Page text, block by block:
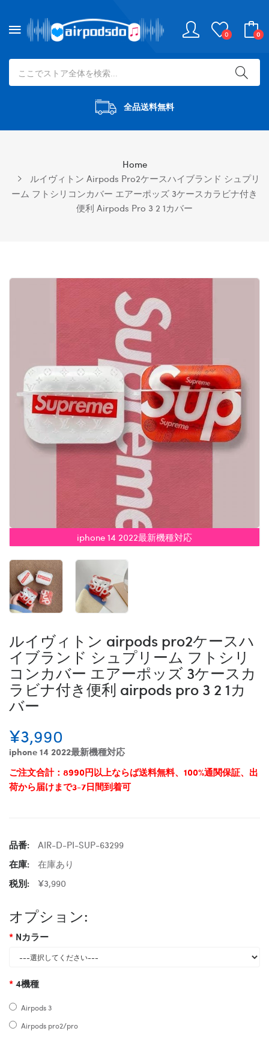
0 0
全品送料無料
Home
ルイヴィトン Airpods Pro2ケースハイブランド シュプリ
ーム フトシリコンカバー エアーポッズ 3ケースカラビナ付き
便利 Airpods Pro 3 2 1カバー
iphone 14 2022最新機種対応
ルイヴィトン airpods pro2ケースハ
イブランド シュプリーム フトシリ
コンカバー エアーポッズ 3ケースカ
ラビナ付き便利 airpods pro 3 2 1カ
バー
¥3,990
iphone 14 2022最新機種対応
ご注文合計：8990円以上ならば送料無料、100%通関保証、出
荷から届けまで3-7日間到着可
品番:
AIR-D-PI-SUP-63299
在庫:
在庫あり
税別:
¥3,990
オプション:
Nカラー
4機種
Airpods 3
Airpods pro2/pro